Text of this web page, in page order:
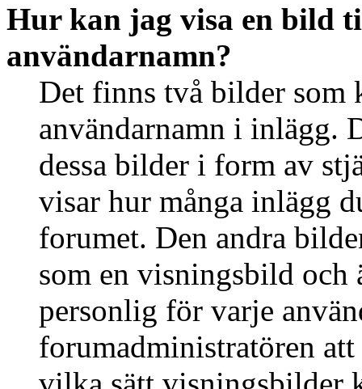
Hur kan jag visa en bild
användarnamn?
Det finns två bilder som
användarnamn i inlägg.
dessa bilder i form av
visar hur många inlägg
forumet. Den andra
som en visningsbild
personlig för varje
forumadministratören